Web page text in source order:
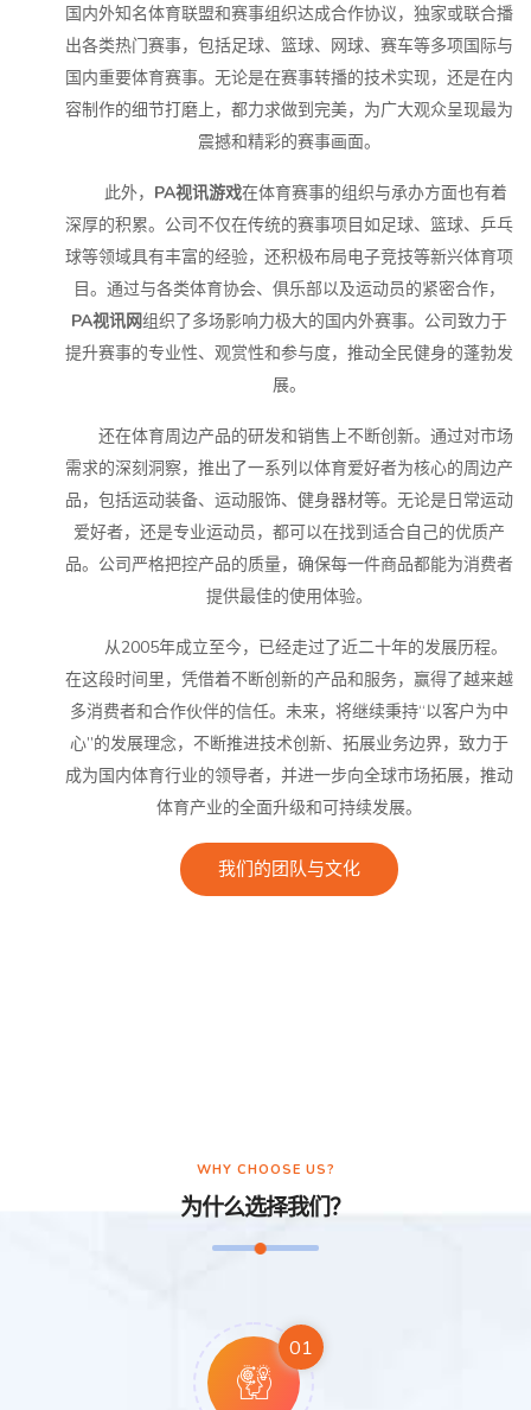
国内外知名体育联盟和赛事组织达成合作协议，独家或联合播
出各类热门赛事，包括足球、篮球、网球、赛车等多项国际与
国内重要体育赛事。无论是在赛事转播的技术实现，还是在内
容制作的细节打磨上，都力求做到完美，为广大观众呈现最为
震撼和精彩的赛事画面。
此外， PA视讯游戏在体育赛事的组织与承办方面也有着
深厚的积累。公司不仅在传统的赛事项目如足球、篮球、乒乓
球等领域具有丰富的经验，还积极布局电子竞技等新兴体育项
目。通过与各类体育协会、俱乐部以及运动员的紧密合作，
PA视讯网组织了多场影响力极大的国内外赛事。公司致力于
提升赛事的专业性、观赏性和参与度，推动全民健身的蓬勃发
展。
还在体育周边产品的研发和销售上不断创新。通过对市场
需求的深刻洞察，推出了一系列以体育爱好者为核心的周边产
品，包括运动装备、运动服饰、健身器材等。无论是日常运动
爱好者，还是专业运动员，都可以在找到适合自己的优质产
品。公司严格把控产品的质量，确保每一件商品都能为消费者
提供最佳的使用体验。
从2005年成立至今，已经走过了近二十年的发展历程。
在这段时间里，凭借着不断创新的产品和服务，赢得了越来越
多消费者和合作伙伴的信任。未来，将继续秉持“以客户为中
心”的发展理念，不断推进技术创新、拓展业务边界，致力于
成为国内体育行业的领导者，并进一步向全球市场拓展，推动
体育产业的全面升级和可持续发展。
我们的团队与文化
WHY CHOOSE US?
为什么选择我们？
01